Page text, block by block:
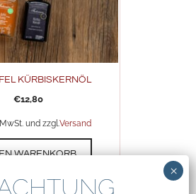
KÜRBISKERNÖL
€12,80
und zzgl.Versand
WARENKORB